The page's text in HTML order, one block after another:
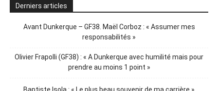
Derniers articles
Avant Dunkerque – GF38. Maël Corboz : « Assumer mes
responsabilités »
Olivier Frapolli (GF38) : « A Dunkerque avec humilité mais pour
prendre au moins 1 point »